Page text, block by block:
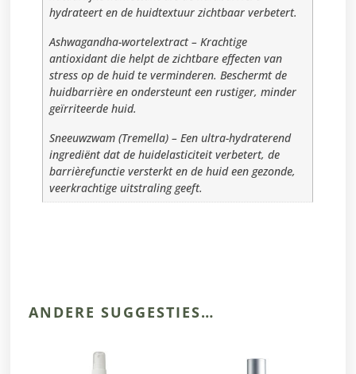
hydrateert en de huidtextuur zichtbaar verbetert.
Ashwagandha-wortelextract – Krachtige
antioxidant die helpt de zichtbare effecten van
stress op de huid te verminderen. Beschermt de
huidbarrière en ondersteunt een rustiger, minder
geïrriteerde huid.
Sneeuwzwam (Tremella) – Een ultra-hydraterend
ingrediënt dat de huidelasticiteit verbetert, de
barrièrefunctie versterkt en de huid een gezonde,
veerkrachtige uitstraling geeft.
ANDERE SUGGESTIES…